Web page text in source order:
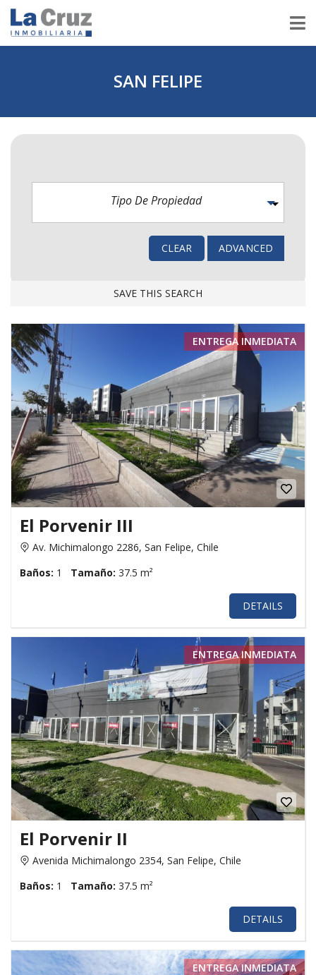
SAN FELIPE
Tipo De Propiedad
CLEAR ADVANCED
SAVE THIS SEARCH
ENTREGA INMEDIATA
El Porvenir III
Av. Michimalongo 2286, San Felipe, Chile
Baños: 1 Tamaño: 37.5 m²
DETAILS
ENTREGA INMEDIATA
El Porvenir II
Avenida Michimalongo 2354, San Felipe, Chile
Baños: 1 Tamaño: 37.5 m²
DETAILS
ENTREGA INMEDIATA